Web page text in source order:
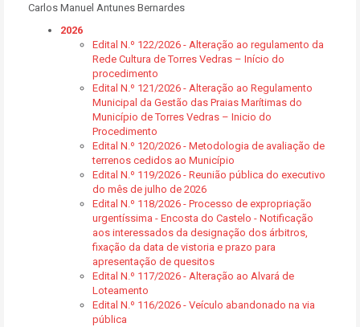
Carlos Manuel Antunes Bernardes
2026
Edital N.º 122/2026 - Alteração ao regulamento da
Rede Cultura de Torres Vedras – Início do
procedimento
Edital N.º 121/2026 - Alteração ao Regulamento
Municipal da Gestão das Praias Marítimas do
Município de Torres Vedras – Inicio do
Procedimento
Edital N.º 120/2026 - Metodologia de avaliação de
terrenos cedidos ao Município
Edital N.º 119/2026 - Reunião pública do executivo
do mês de julho de 2026
Edital N.º 118/2026 - Processo de expropriação
urgentíssima - Encosta do Castelo - Notificação
aos interessados da designação dos árbitros,
fixação da data de vistoria e prazo para
apresentação de quesitos
Edital N.º 117/2026 - Alteração ao Alvará de
Loteamento
Edital N.º 116/2026 - Veículo abandonado na via
pública